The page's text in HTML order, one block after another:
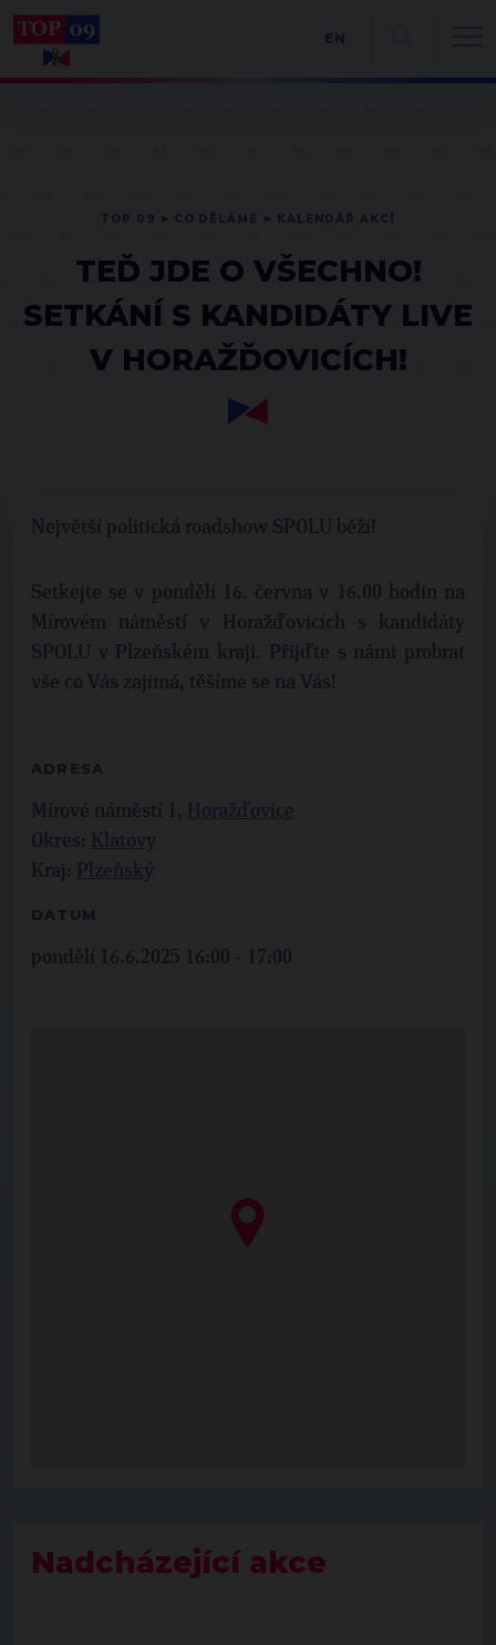
TEĎ JDE O VŠECHNO!
SETKÁNÍ S KANDIDÁTY LIVE
V HORAŽĎOVICÍCH!
Největší politická roadshow SPOLU běží!
Setkejte se v pondělí 16. června v 16.00 hodin na
Mírovém náměstí v Horažďovicích s kandidáty
SPOLU v Plzeňském kraji. Přijďte s námi probrat
vše co Vás zajímá, těšíme se na Vás!
ADRESA
Mírové náměstí 1,
Okres:
Kraj:
DATUM
pondělí 16.6.2025 16:00 - 17:00
Nadcházející akce